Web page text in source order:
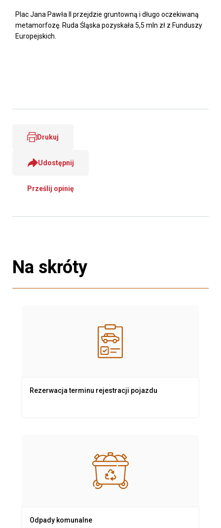
Plac Jana Pawła II przejdzie gruntowną i długo oczekiwaną
metamorfozę. Ruda Śląska pozyskała 5,5 mln zł z Funduszy
Europejskich.
Drukuj
Udostępnij
Prześlij opinię
Na skróty
Rezerwacja terminu rejestracji pojazdu
Odpady komunalne